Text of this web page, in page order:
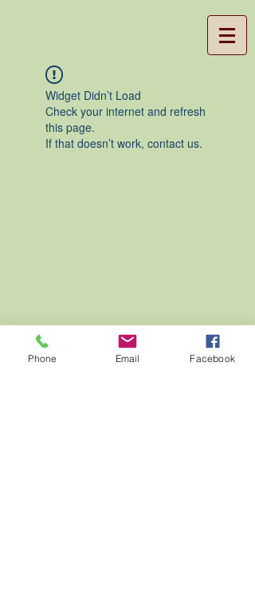
Widget Didn’t Load
Check your internet and refresh
this page.
If that doesn’t work, contact us.
Phone Email Facebook